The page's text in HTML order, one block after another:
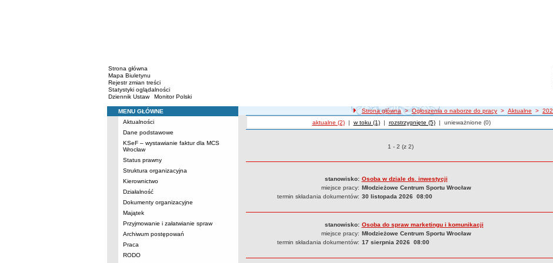
Strona główna
Mapa Biuletynu
Rejestr zmian treści
Statystyki oglądalności
Dziennik Ustaw
Monitor Polski
Menu
MENU GŁÓWNE
Aktualności
Dane podstawowe
KSeF – wystawianie faktur dla MCS
Wrocław
Status prawny
Struktura organizacyjna
Kierownictwo
Działalność
Dokumenty organizacyjne
Majątek
Przyjmowanie i załatwianie spraw
Archiwum postępowań
Praca
RODO
Strona główna>Ogłoszenia o naborze do pracy > Aktualne >
Ogłoszenia o naborze do pracy aktualne z 2026 roku
Ogłoszenia o naborze
aktualne (2)| Ogłoszenia o naborze
w toku (1)| Ogłoszenia o naborze
rozstrzygnięte (5)| Ogłoszenia o naborze
unieważnione (0)
Ogłoszenia o naborze o pozycjach
1 - 2 (z 2)
stanowisko: Osoba w dziale ds. inwestycji
miejsce pracy: Młodzieżowe Centrum Sportu Wrocław
termin składania dokumentów: 30 listopada 2026 08:00
stanowisko: Osoba do spraw marketingu i komunikacji
miejsce pracy: Młodzieżowe Centrum Sportu Wrocław
termin składania dokumentów: 17 sierpnia 2026 08:00